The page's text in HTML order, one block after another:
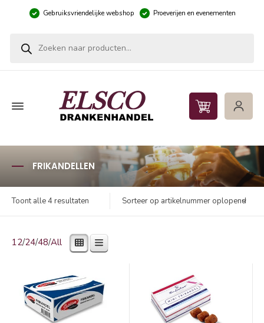
Gebruiksvriendelijke webshop Proeverijen en evenementen
FRIKANDELLEN
Toont alle 4 resultaten Sorteer op artikelnummer oplopend
12/24/48/All